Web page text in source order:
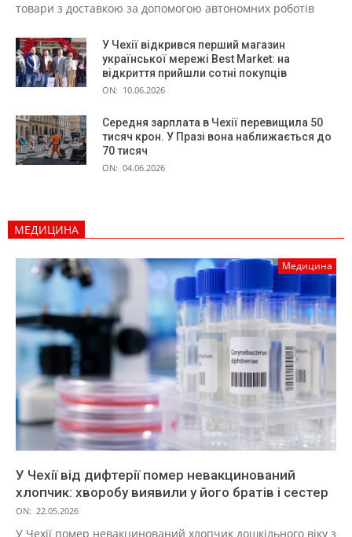
товари з доставкою за допомогою автономних роботів
У Чехії відкрився перший магазин
української мережі Best Market: на
відкриття прийшли сотні покупців
ON: 10.06.2026
Середня зарплата в Чехії перевищила 50
тисяч крон. У Празі вона наближається до
70 тисяч
ON: 04.06.2026
МЕДИЦИНА
Медицина
У Чехії від дифтерії помер невакцинований
хлопчик: хворобу виявили у його братів і сестер
ON: 22.05.2026
У Чехії помер невакцинований хлопчик дошкільного віку з